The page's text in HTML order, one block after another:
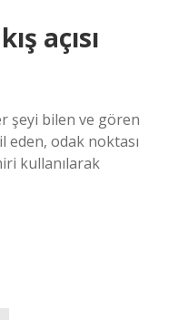
açısı
şeyi bilen ve gören
eden, odak noktası
kullanılarak